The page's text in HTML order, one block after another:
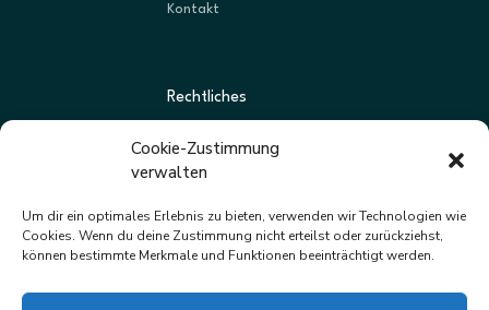
Cookie-Zustimmung
verwalten
Um dir ein optimales Erlebnis zu bieten, verwenden wir Technologien wie
Cookies. Wenn du deine Zustimmung nicht erteilst oder zurückziehst,
können bestimmte Merkmale und Funktionen beeinträchtigt werden.
Kontakt
Rechtliches
Datenschutz
Impressum
Newsletter